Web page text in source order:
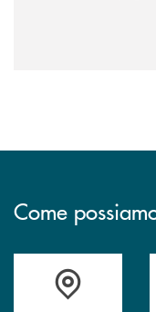
Come
Accedi all' elenco